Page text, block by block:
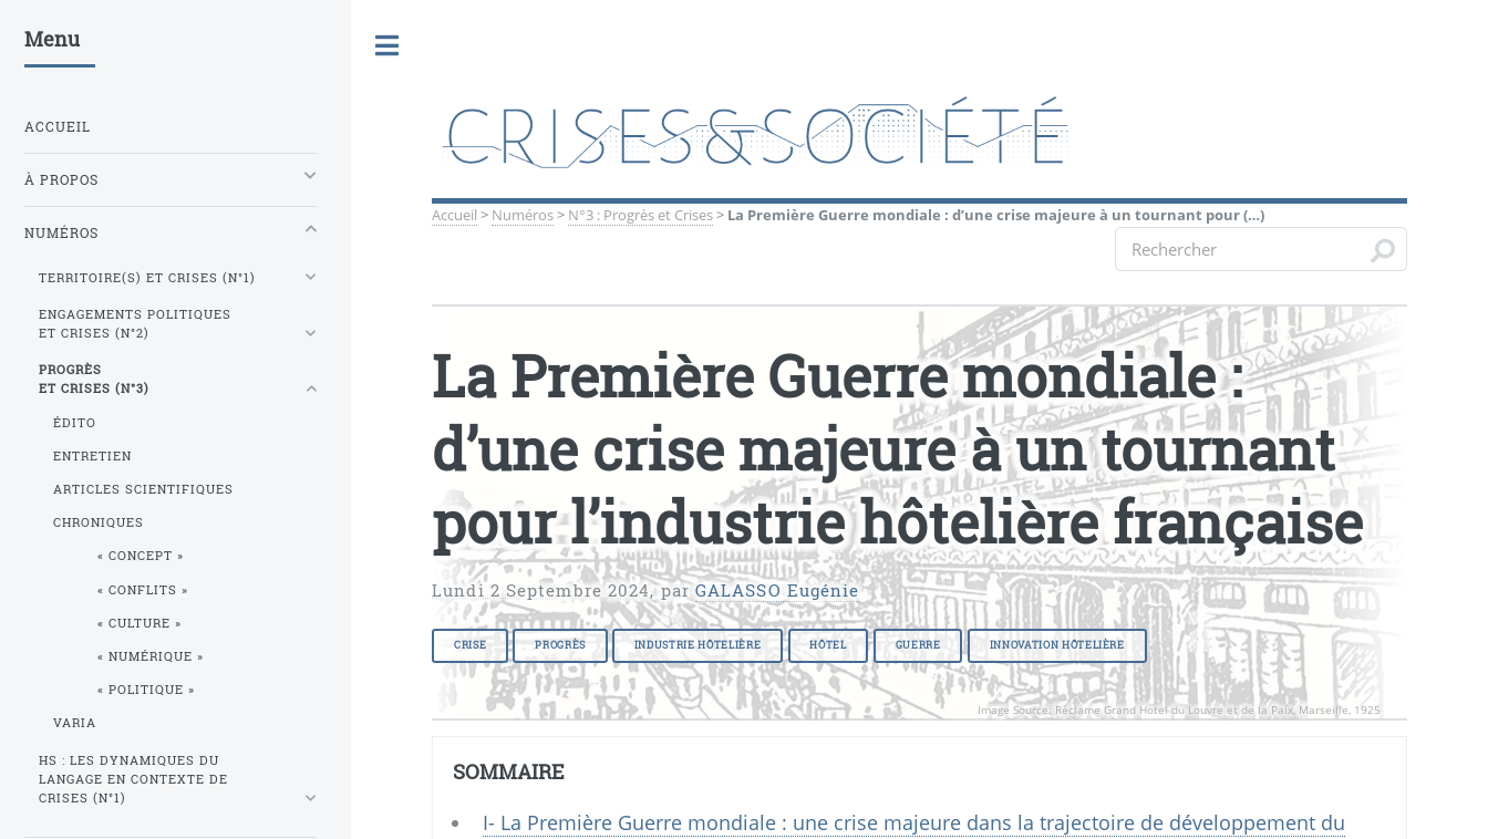
Accueil > Numéros> N°3 : Progrès et Crises> La Première Guerre mondiale : d’une crise majeure à un tournant pour (…)
La Première Guerre mondiale :
d’une crise majeure à un tournant
pour l’industrie hôtelière française
Lundi 2 Septembre 2024,par GALASSO Eugénie
CRISE PROGRÈS INDUSTRIE HÔTELIÈRE HÔTEL GUERRE INNOVATION HÔTELIÈRE
Image Source: Réclame Grand Hotel du Louvre et de la Paix, Marseille, 1925
SOMMAIRE
I- La Première Guerre mondiale : une crise majeure dans la trajectoire de développement du
Menu
ACCUEIL
À PROPOS
NUMÉROS
TERRITOIRE(S) ET CRISES (N°1)
ENGAGEMENTS POLITIQUES
ET CRISES (N°2)
PROGRÈS
ET CRISES (N°3)
ÉDITO
ENTRETIEN
ARTICLES SCIENTIFIQUES
CHRONIQUES
« CONCEPT »
« CONFLITS »
« CULTURE »
« NUMÉRIQUE »
« POLITIQUE »
VARIA
HS : LES DYNAMIQUES DU
LANGAGE EN CONTEXTE DE
CRISES (N°1)